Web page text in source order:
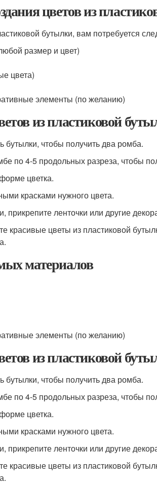
цветов из
бутылки, вам потребуется
размер и цвет)
цвета)
элементы (по желанию)
из пластиковой
бутылки, чтобы получить два ромба.
по 4-5 продольных разреза, чтобы
цветка.
красками нужного цвета.
прикрепите ленточки или другие
красивые цветы из пластиковой
материалов
элементы (по желанию)
из пластиковой
бутылки, чтобы получить два ромба.
по 4-5 продольных разреза, чтобы
цветка.
красками нужного цвета.
прикрепите ленточки или другие
красивые цветы из пластиковой